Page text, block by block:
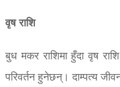
वृष राशि
बुध मकर राशिमा हुँदा वृष
परिवर्तन हुनेछन्। दाम्पत्य